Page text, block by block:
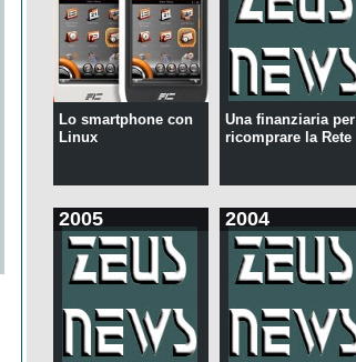
Lo smartphone con
Linux
Una finanziaria per
ricomprare la Rete
2005 2004